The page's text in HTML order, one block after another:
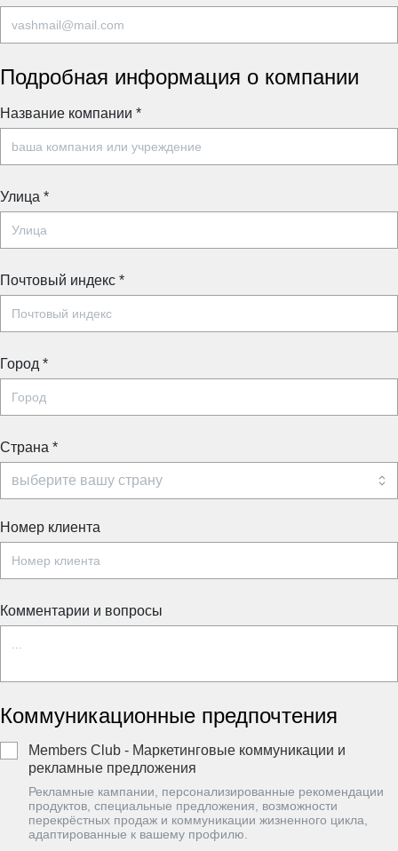
Подробная информация о компании
Название компании *
Улица *
Почтовый индекс *
Город *
Страна *
Номер клиента
Комментарии и вопросы
Коммуникационные предпочтения
Members Club - Маркетинговые коммуникации и
рекламные предложения
Рекламные кампании, персонализированные рекомендации
продуктов, специальные предложения, возможности
перекрёстных продаж и коммуникации жизненного цикла,
адаптированные к вашему профилю.